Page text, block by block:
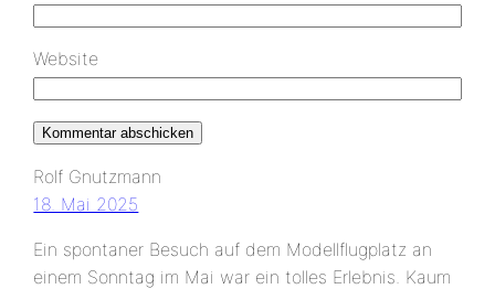
Website
Rolf Gnutzmann
18. Mai 2025
Ein spontaner Besuch auf dem Modellflugplatz an
einem Sonntag im Mai war ein tolles Erlebnis. Kaum